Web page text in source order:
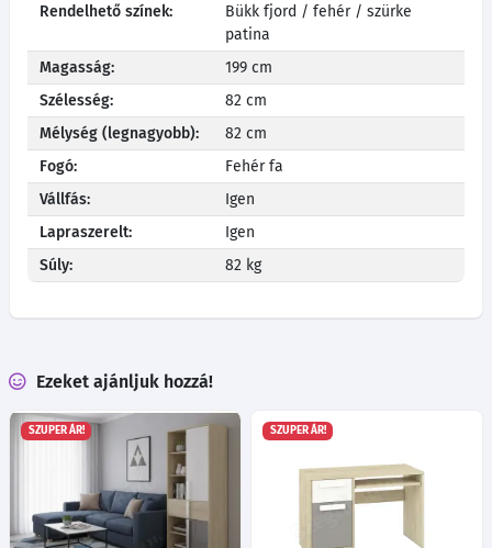
Rendelhető színek:
Bükk fjord / fehér / szürke
patina
Magasság:
199 cm
Szélesség:
82 cm
Mélység (legnagyobb):
82 cm
Fogó:
Fehér fa
Vállfás:
Igen
Lapraszerelt:
Igen
Súly:
82 kg
Ezeket ajánljuk hozzá!
SZUPER ÁR! SZUPER ÁR!